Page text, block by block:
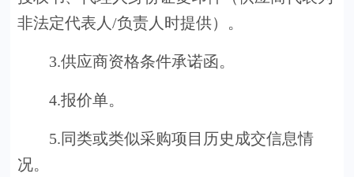
非法定代表人/负责人时提供）。
3.供应商资格条件承诺函。
4.报价单。
5.同类或类似采购项目历史成交信息情
况。